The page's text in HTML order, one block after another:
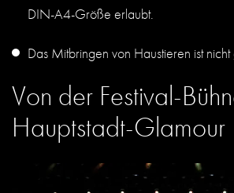
DIN-A4-Größe erlaubt.
Das Mitbringen von Haustieren ist nicht
Von der Festival-
Hauptstadt-Glamour